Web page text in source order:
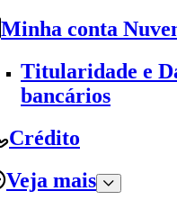
Minha conta
Titularidade e
bancários
Crédito
Veja mais